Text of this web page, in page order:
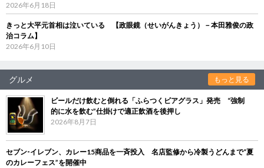
2026年6月18日
きっと大平元首相は泣いている 【政眼鏡（せいがんきょう）－本田雅俊の政
治コラム】
2026年6月10日
グルメ もっと見る
ビールだけ飲むと倒れる「ふらつくビアグラス」発売 “強制
的に水を飲む”仕掛けで適正飲酒を後押し
2026年8月7日
セブン‐イレブン、カレー15商品を一斉投入 名店監修から冷製うどんまで“夏
のカレーフェス”を開催中